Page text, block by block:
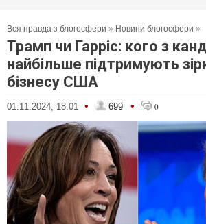
Вся правда з блогосфери » Новини блогосфери »
Трамп чи Гарріс: кого з
найбільше підтримують
бізнесу США
01.11.2024, 18:01 • 699 • 0